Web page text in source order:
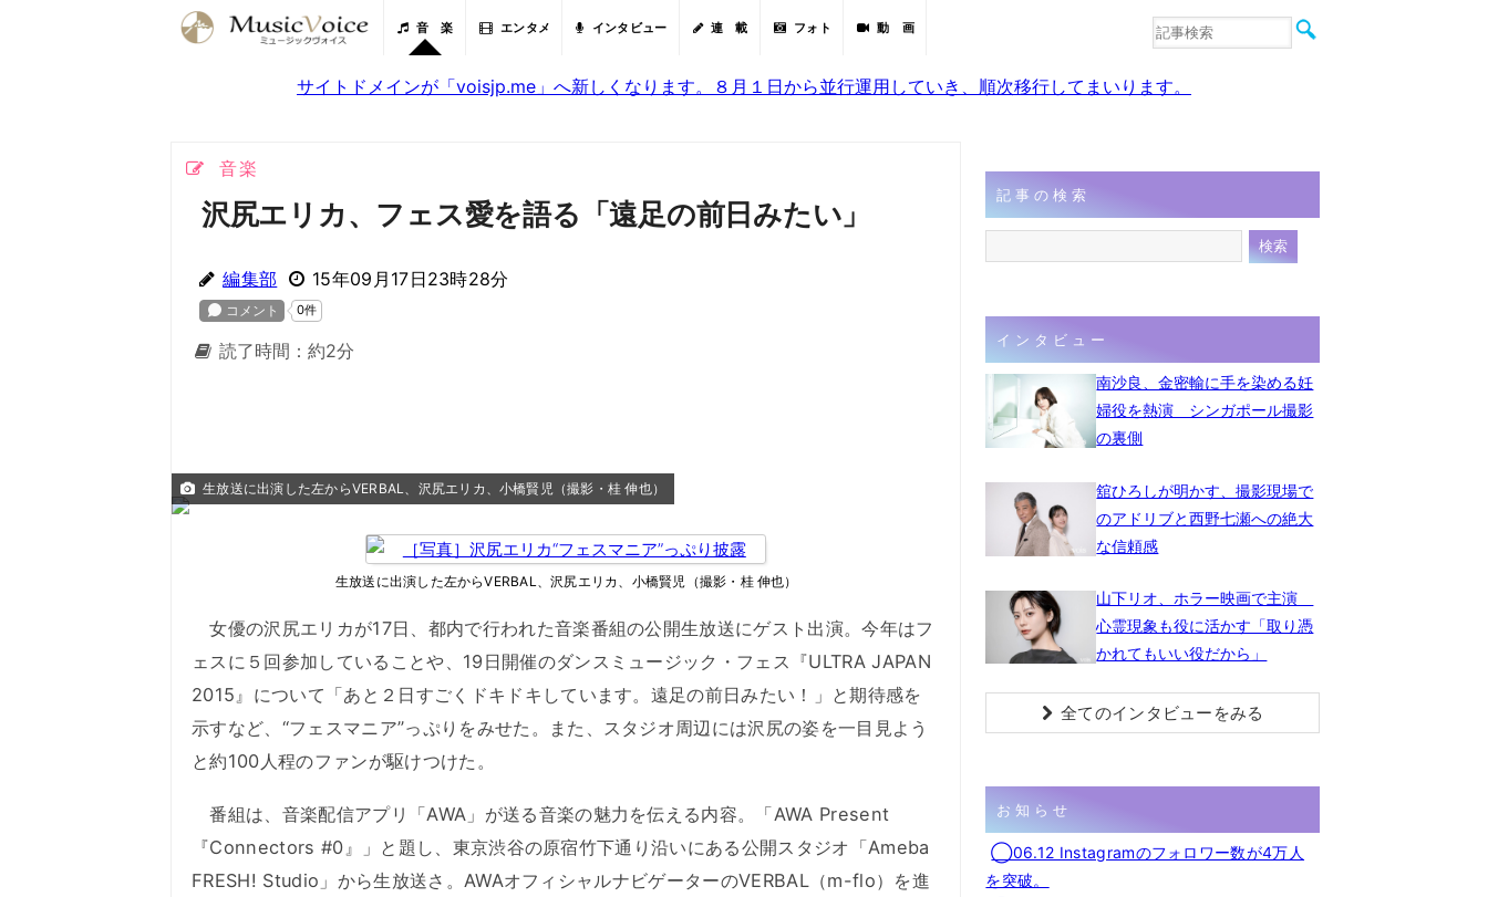
音 楽 エンタメ インタビュー 連 載 フォト 動 画
音楽
サイトドメインが「voisjp.me」へ新しくなります。８月１日から並行運用していき、順次移行してまいります。
音楽
沢尻エリカ、フェス愛を語る「遠足の前日みたい」
編集部 15年09月17日23時28分
読了時間：約2分
生放送に出演した左からVERBAL、沢尻エリカ、小橋賢児（撮影・桂 伸也）
生放送に出演した左からVERBAL、沢尻エリカ、小橋賢児（撮影・桂 伸也）
女優の沢尻エリカが17日、都内で行われた音楽番組の公開生放送にゲスト出演。今年はフ
ェスに５回参加していることや、19日開催のダンスミュージック・フェス『ULTRA JAPAN
2015』について「あと２日すごくドキドキしています。遠足の前日みたい！」と期待感を
示すなど、“フェスマニア”っぷりをみせた。また、スタジオ周辺には沢尻の姿を一目見よう
と約100人程のファンが駆けつけた。
番組は、音楽配信アプリ「AWA」が送る音楽の魅力を伝える内容。「AWA Present
『Connectors #0』」と題し、東京渋谷の原宿竹下通り沿いにある公開スタジオ「Ameba
FRESH! Studio」から生放送さ。AWAオフィシャルナビゲーターのVERBAL（m-flo）を進
記事の検索
インタビュー
南沙良、金密輸に手を染める妊
婦役を熱演 シンガポール撮影
の裏側
舘ひろしが明かす、撮影現場で
のアドリブと西野七瀬への絶大
な信頼感
山下リオ、ホラー映画で主演
心霊現象も役に活かす「取り憑
かれてもいい役だから」
全てのインタビューをみる
お知らせ
◯06.12 Instagramのフォロワー数が4万人
を突破。